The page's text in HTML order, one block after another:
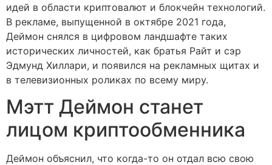
идей в области криптовалют и блокчейн технологий.
В рекламе, выпущенной в октябре 2021 года,
Деймон снялся в цифровом ландшафте таких
исторических личностей, как братья Райт и сэр
Эдмунд Хиллари, и появился на рекламных щитах и ​​
в телевизионных роликах по всему миру.
Мэтт Деймон станет
лицом криптообменника
Деймон объяснил, что когда-то он отдал всю свою